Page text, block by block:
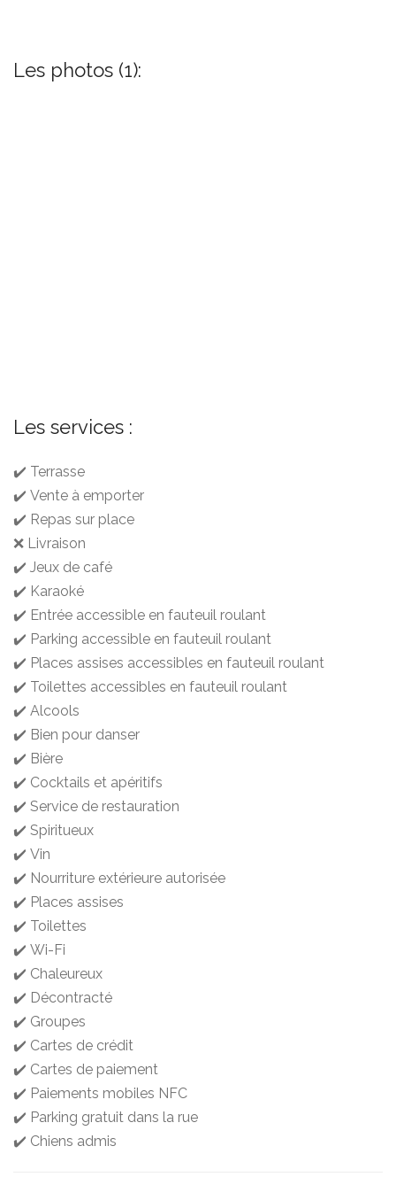
Les photos (1):
Les services :
✔️ Terrasse
✔️ Vente à emporter
✔️ Repas sur place
❌ Livraison
✔️ Jeux de café
✔️ Karaoké
✔️ Entrée accessible en fauteuil roulant
✔️ Parking accessible en fauteuil roulant
✔️ Places assises accessibles en fauteuil roulant
✔️ Toilettes accessibles en fauteuil roulant
✔️ Alcools
✔️ Bien pour danser
✔️ Bière
✔️ Cocktails et apéritifs
✔️ Service de restauration
✔️ Spiritueux
✔️ Vin
✔️ Nourriture extérieure autorisée
✔️ Places assises
✔️ Toilettes
✔️ Wi-Fi
✔️ Chaleureux
✔️ Décontracté
✔️ Groupes
✔️ Cartes de crédit
✔️ Cartes de paiement
✔️ Paiements mobiles NFC
✔️ Parking gratuit dans la rue
✔️ Chiens admis